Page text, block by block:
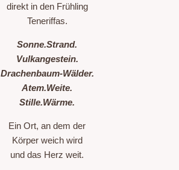
direkt in den Frühling
Teneriffas.
Sonne.Strand.
Vulkangestein.
Drachenbaum-Wälder.
Atem.Weite.
Stille.Wärme.
Ein Ort, an dem der
Körper weich wird
und das Herz weit.